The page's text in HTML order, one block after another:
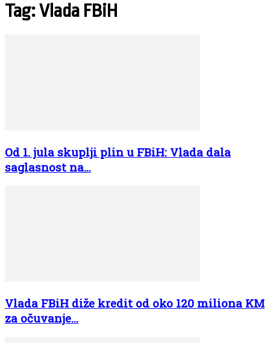
Tag: Vlada FBiH
Od 1. jula skuplji plin u FBiH: Vlada dala
saglasnost na...
Vlada FBiH diže kredit od oko 120 miliona KM
za očuvanje...